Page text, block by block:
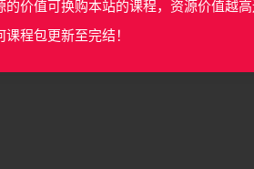
的价值可换购本站的课程，资源价值越高
课程包更新至完结！